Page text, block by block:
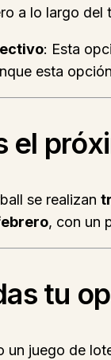
a lo largo del
: Esta
esta
el
se realizan
, con un
tu
un juego de